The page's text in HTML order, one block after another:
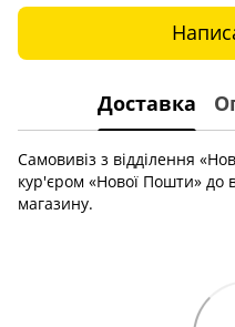
Доставка
Самовивіз з відділення
кур'єром «Нової Пошти» до
магазину.